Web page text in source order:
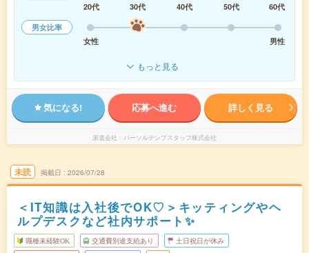
20代
30代 40代 50代
60代
男女比率
女性
男性
もっと見る
気になる! 応募へ進む 詳しく見る
派遣会社 パーソルテンプスタッフ株式会社
未読 掲載日 2026/07/28
＜IT知識は入社後でOK♡＞キッティングやヘ
ルプデスクなど社内サポート✨
職種未経験OK 交通費別途支給あり 土日祝日が休み